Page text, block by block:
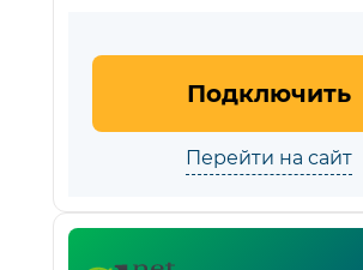
Подключить
Перейти на сайт